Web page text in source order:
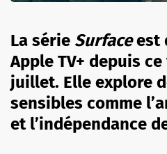
La série Surfaceest
Apple TV+ depuis
juillet. Elle explore
sensibles comme
et l’indépendance